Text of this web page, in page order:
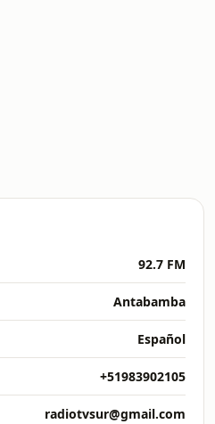
92.7 FM
Antabamba
Español
+51983902105
radiotvsur@gmail.com